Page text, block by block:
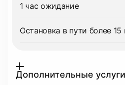
1 час ожидание
Остановка в пути более 15
Дополнительные услуги